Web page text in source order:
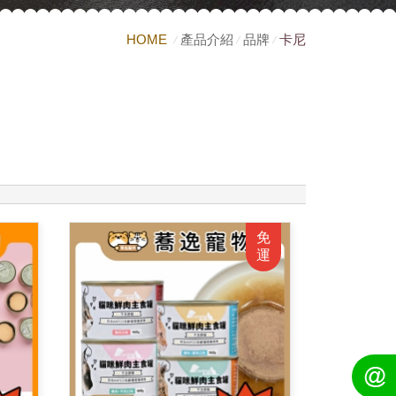
HOME 產品介紹 品牌 卡尼